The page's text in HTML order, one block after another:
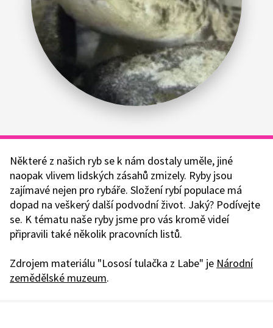
Některé z našich ryb se k nám dostaly uměle, jiné
naopak vlivem lidských zásahů zmizely. Ryby jsou
zajímavé nejen pro rybáře. Složení rybí populace má
dopad na veškerý další podvodní život. Jaký? Podívejte
se. K tématu naše ryby jsme pro vás kromě videí
připravili také několik pracovních listů.
Zdrojem materiálu "Lososí tulačka z Labe" je Národní
zemědělské muzeum.